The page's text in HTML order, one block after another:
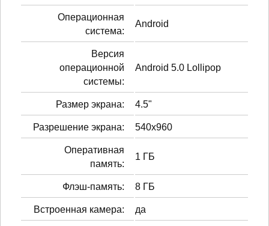
Операционная
система:
Android
Версия
операционной
системы:
Android 5.0 Lollipop
Размер экрана: 4.5"
Разрешение экрана: 540x960
Оперативная
память:
1 ГБ
Флэш-память: 8 ГБ
Встроенная камера: да